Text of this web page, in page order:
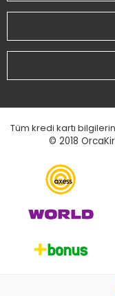
Tüm kredi kartı
© 2018